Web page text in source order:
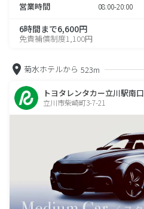
営業時間 08:00-20:00
6時間まで6,600円
免責補償制度1,100円
菊水ホテルから 523m
トヨタレンタカー立川駅南口
立川市柴崎町3-7-21